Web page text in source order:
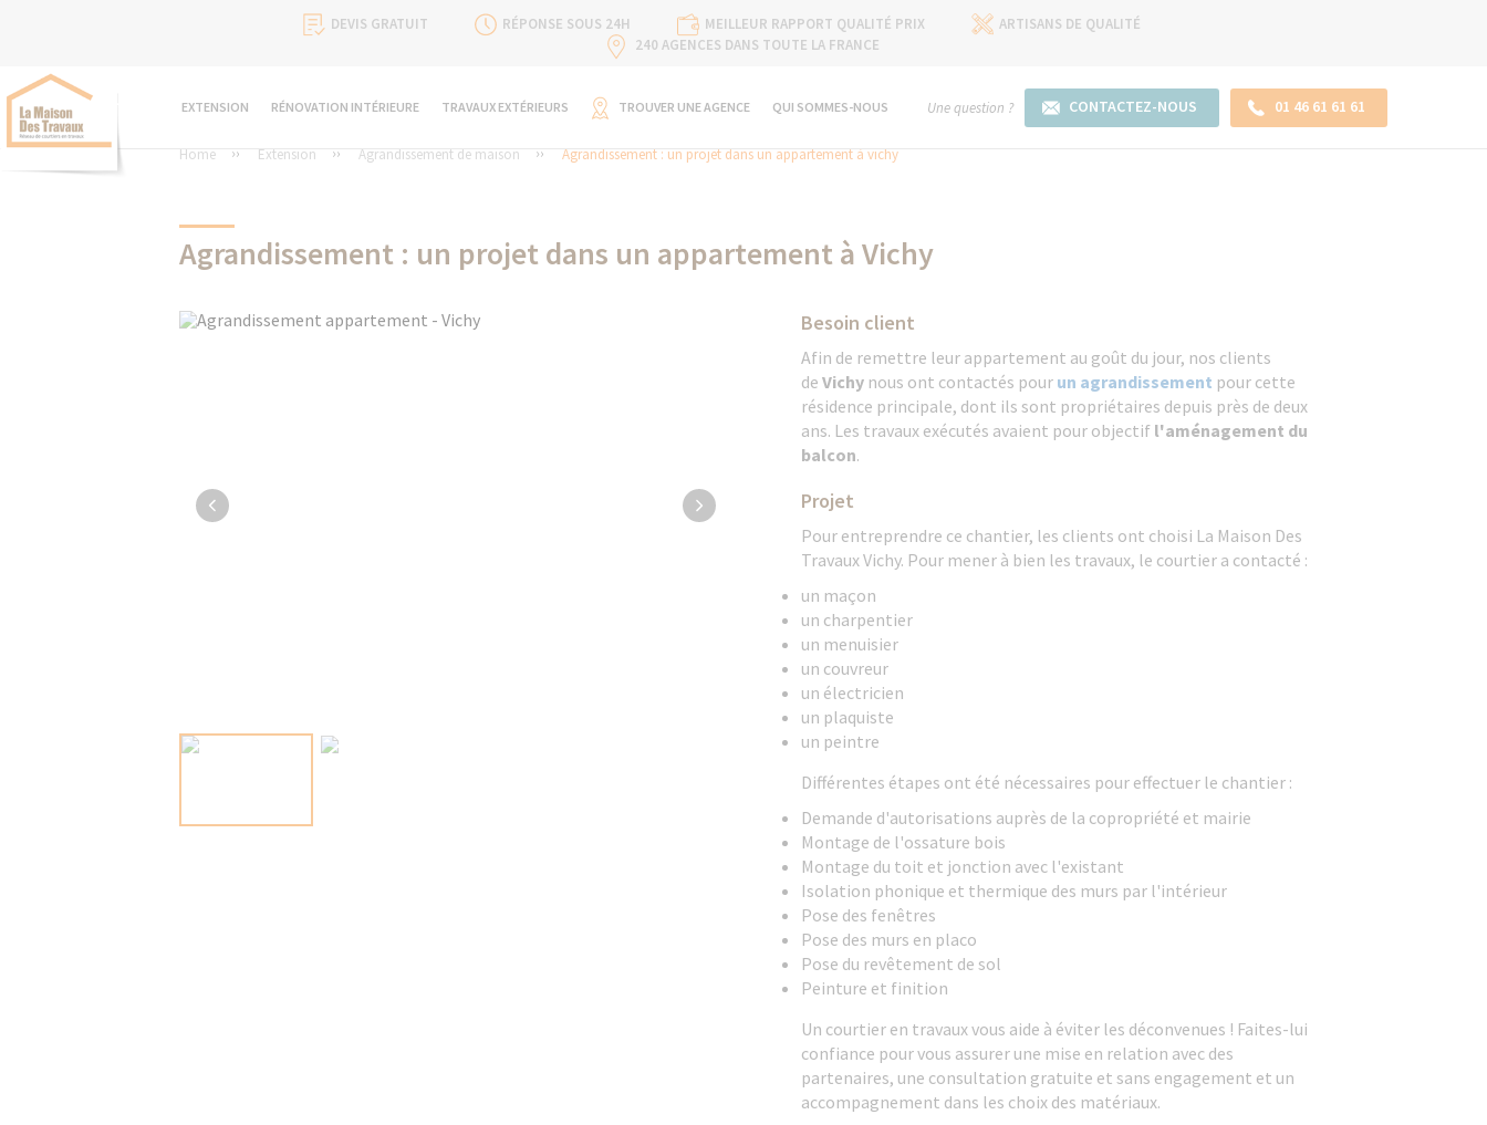
DEVIS GRATUIT RÉPONSE SOUS 24H MEILLEUR RAPPORT QUALITÉ PRIX
ARTISANS DE QUALITÉ
240 AGENCES DANS TOUTE LA FRANCE
EXTENSION RÉNOVATION INTÉRIEURE TRAVAUX EXTÉRIEURS TROUVER UNE AGENCE QUI SOMMES-NOUS Une question ? CONTACTEZ-NOUS 01 46 61 61 61
Home Extension Agrandissement de maison Agrandissement : un projet dans un appartement à vichy
Agrandissement : un projet dans un appartement à Vichy
Besoin client
Afin de remettre leur appartement au goût du jour, nos clients
de Vichy nous ont contactés pour un agrandissement pour cette
résidence principale, dont ils sont propriétaires depuis près de deux
ans. Les travaux exécutés avaient pour objectif l'aménagement du
balcon.
Projet
Pour entreprendre ce chantier, les clients ont choisi La Maison Des
Travaux Vichy. Pour mener à bien les travaux, le courtier a contacté :
un maçon
un charpentier
un menuisier
un couvreur
un électricien
un plaquiste
un peintre
Différentes étapes ont été nécessaires pour effectuer le chantier :
Demande d'autorisations auprès de la copropriété et mairie
Montage de l'ossature bois
Montage du toit et jonction avec l'existant
Isolation phonique et thermique des murs par l'intérieur
Pose des fenêtres
Pose des murs en placo
Pose du revêtement de sol
Peinture et finition
Un courtier en travaux vous aide à éviter les déconvenues ! Faites-lui
confiance pour vous assurer une mise en relation avec des
partenaires, une consultation gratuite et sans engagement et un
accompagnement dans les choix des matériaux.